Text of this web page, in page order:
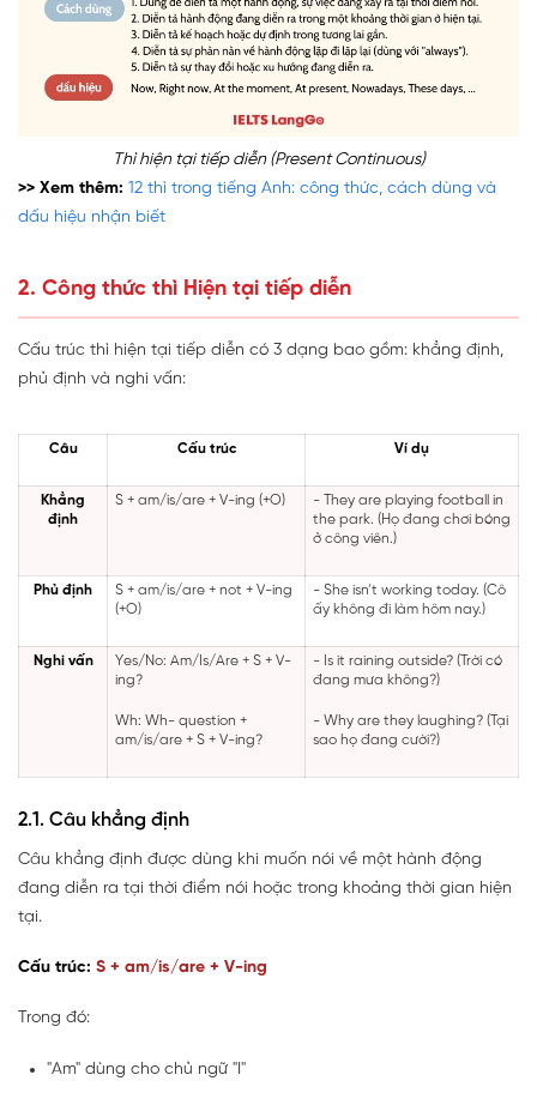
Thì hiện tại tiếp diễn (Present Continuous)
>> Xem thêm: 12 thì trong tiếng Anh: công thức, cách dùng và
dấu hiệu nhận biết
2. Công thức thì Hiện tại tiếp diễn
Cấu trúc thì hiện tại tiếp diễn có 3 dạng bao gồm: khẳng định,
phủ định và nghi vấn:
Câu Cấu trúc Ví dụ
Khẳng
định
S + am/is/are + V-ing (+O)
- They are playing football in
the park. (Họ đang chơi bóng
ở công viên.)
Phủ định
S + am/is/are + not + V-ing
(+O)
- She isn’t working today. (Cô
ấy không đi làm hôm nay.)
Nghi vấn
Yes/No: Am/Is/Are + S + V-
ing?
Wh: Wh- question +
am/is/are + S + V-ing?
- Is it raining outside? (Trời có
đang mưa không?)
- Why are they laughing? (Tại
sao họ đang cười?)
2.1. Câu khẳng định
Câu khẳng định được dùng khi muốn nói về một hành động
đang diễn ra tại thời điểm nói hoặc trong khoảng thời gian hiện
tại.
Cấu trúc: S + am/is/are + V-ing
Trong đó:
"Am" dùng cho chủ ngữ "I"